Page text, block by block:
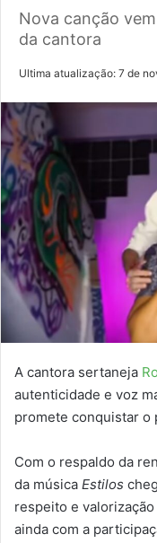
Nova canção
da cantora
Ultima atualização: 7 de
A cantora sertaneja
autenticidade e voz
promete conquistar o
Com o respaldo da
da música Estilos
respeito e
ainda com a